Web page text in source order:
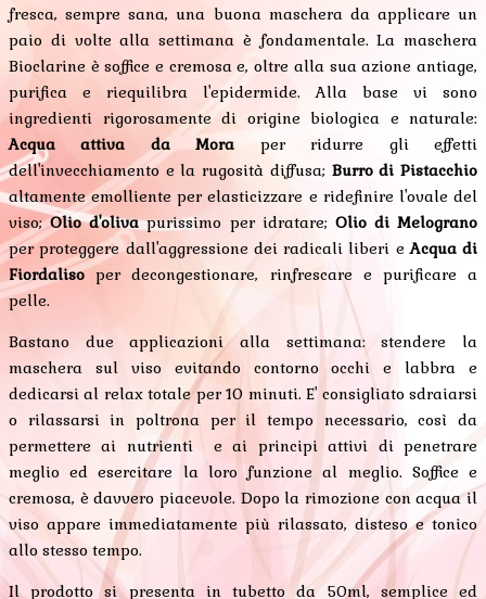
fresca, sempre sana, una buona maschera da applicare un
paio di volte alla settimana è fondamentale. La maschera
Bioclarine è soffice e cremosa e, oltre alla sua azione antiage,
purifica e riequilibra l'epidermide. Alla base vi sono
ingredienti rigorosamente di origine biologica e naturale:
Acqua attiva da Mora per ridurre gli effetti
dell'invecchiamento e la rugosità diffusa; Burro di Pistacchio
altamente emolliente per elasticizzare e ridefinire l'ovale del
viso;Olio d'olivapurissimo per idratare; Olio di Melograno
per proteggere dall'aggressione dei radicali liberi eAcqua di
Fiordalisoper decongestionare, rinfrescare e purificare a
pelle.
Bastano due applicazioni alla settimana: stendere la
maschera sul viso evitando contorno occhi e labbra e
dedicarsi al relax totale per 10 minuti. E' consigliato sdraiarsi
o rilassarsi in poltrona per il tempo necessario, così da
permettere ai nutrienti e ai principi attivi di penetrare
meglio ed esercitare la loro funzione al meglio. Soffice e
cremosa, è davvero piacevole. Dopo la rimozione con acqua il
viso appare immediatamente più rilassato, disteso e tonico
allo stesso tempo.
Il prodotto si presenta in tubetto da 50ml, semplice ed